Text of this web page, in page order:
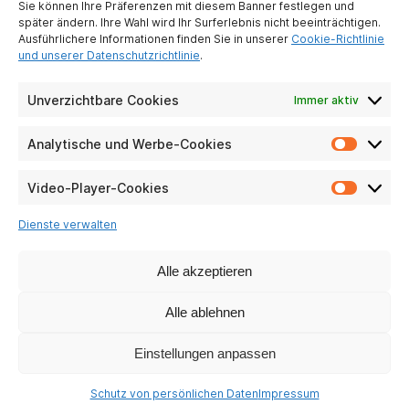
Sie können Ihre Präferenzen mit diesem Banner festlegen und
später ändern. Ihre Wahl wird Ihr Surferlebnis nicht beeinträchtigen.
Ausführlichere Informationen finden Sie in unserer Cookie-Richtlinie
und unserer Datenschutzrichtlinie.
Unverzichtbare Cookies Immer aktiv
Analytische und Werbe-Cookies
Werbe-
Video-Player-Cookies
Video-
Dienste verwalten
Alle akzeptieren
Alle ablehnen
Einstellungen anpassen
Schutz von persönlichen DatenImpressum